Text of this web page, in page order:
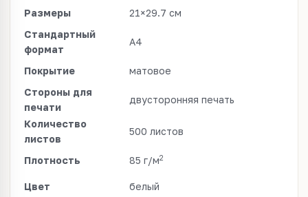
Размеры
21×29.7 см
Стандартный
формат
A4
Покрытие
матовое
Стороны для
печати
двусторонняя печать
Количество
листов
500 листов
Плотность 85 г/м2
Цвет белый